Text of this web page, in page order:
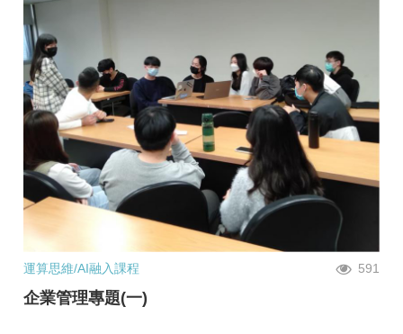
運算思維/AI融入課程 591
企業管理專題(一)